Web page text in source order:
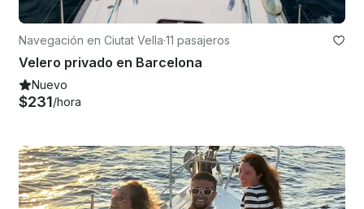
Navegación en Ciutat Vella·11 pasajeros
Velero privado en Barcelona
Nuevo
$231/hora